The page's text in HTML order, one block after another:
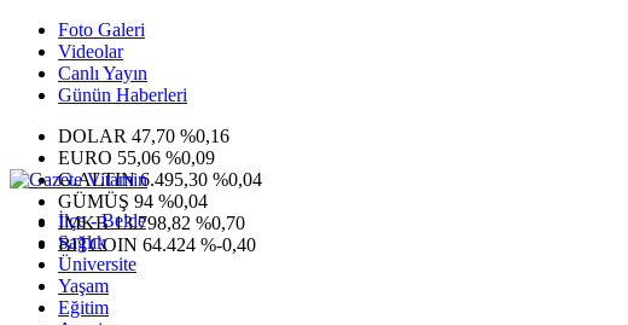
Foto Galeri
Videolar
Canlı Yayın
Günün Haberleri
DOLAR 47,70 %0,16
EURO 55,06 %0,09
G.ALTIN6.495,30 %0,04
GÜMÜŞ 94 %0,04
IMKB13.798,82 %0,70
BITCOIN 64.424 %-0,40
İlçe - Belde
Sağlık
Üniversite
Yaşam
Eğitim